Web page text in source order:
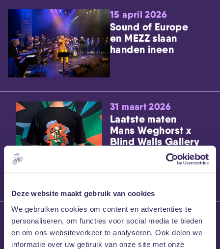
Deze website maakt gebruik van cookies
We gebruiken cookies om content en advertenties te
personaliseren, om functies voor social media te bieden
en om ons websiteverkeer te analyseren. Ook delen we
informatie over uw gebruik van onze site met onze
15 april 2026
Sound of Europe
en MEZZ slaan
handen ineen
31 maart 2026
Laatste maten
Mans Weghorst x
Blind Walls Gallery
x MEZZ shirts
27 maart 2026
Willem’s Blog:
Frans Kalf